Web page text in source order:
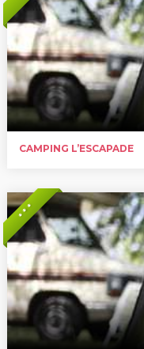
CAMPING L’ESCAPADE
* * *